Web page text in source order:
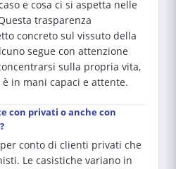
e cosa ci si aspetta nelle
trasparenza
concreto sul vissuto della
segue con attenzione
sulla propria vita,
in mani capaci e attente.
con privati o anche con
conto di clienti privati che
Le casistiche variano in